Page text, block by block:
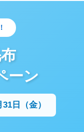
ーン
日（金）